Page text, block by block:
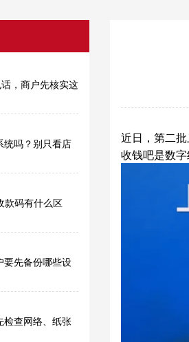
，商户先核实这
统吗？别只看店
款码有什么区
要先备份哪些设
检查网络、纸张
近日，第二
收钱吧是数字